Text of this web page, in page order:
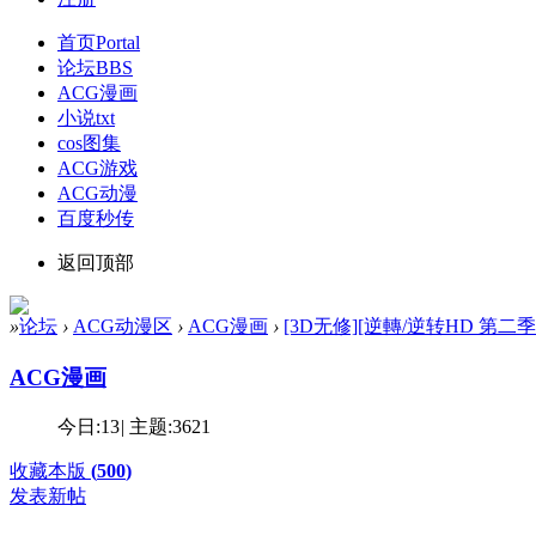
首页Portal
论坛BBS
ACG漫画
小说txt
cos图集
ACG游戏
ACG动漫
百度秒传
返回顶部
»论坛 › ACG动漫区 › ACG漫画 › [3D无修][逆轉/逆转HD 第二
ACG漫画
今日:13| 主题:3621
收藏本版 (500)
发表新帖